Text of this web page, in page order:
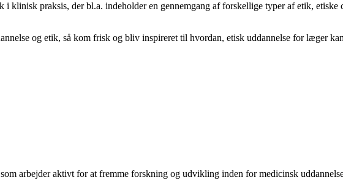
klinisk praksis, der bl.a. indeholder en gennemgang af forskellige typer af etik, etiske
og etik, så kom frisk og bliv inspireret til hvordan, etisk uddannelse for læger
arbejder aktivt for at fremme forskning og udvikling inden for medicinsk